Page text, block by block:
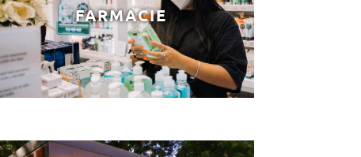
FARMACIE